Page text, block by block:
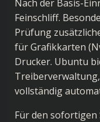
Nach der Basis-
Feinschliff.
Prüfung
für Grafikkarten
Drucker. Ubuntu
vollständig
Für den